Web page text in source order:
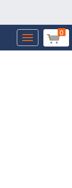
0
Toggle
navigation